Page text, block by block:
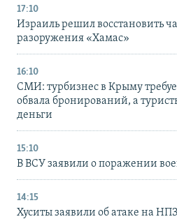
17:10
Израиль решил восстановить
разоружения «Хамас»
16:10
СМИ: турбизнес в Крыму
обвала бронирований, а
деньги
15:10
В ВСУ заявили о поражении
14:15
Хуситы заявили об атаке на